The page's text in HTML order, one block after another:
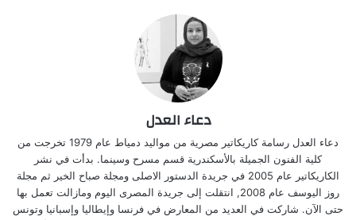
دعاء العدل
دعاء العدل رسامة كاريكاتير مصرية من مواليد دمياط عام 1979 تخرجت من
كلية الفنون الجميلة بالأسكندرية قسم مسرح وسينما. بدأت في نشر
الكاريكاتير عام 2005 في جريدة الدستور الاصلى ومجلة صباح الخير ثم مجلة
روز اليوسف عام 2008, انتقلت إلى جريدة المصرى اليوم ومازالت تعمل بها
حتى الآن. شاركت في العديد من المعارض في فرنسا وإيطاليا وإسبانيا وتونس